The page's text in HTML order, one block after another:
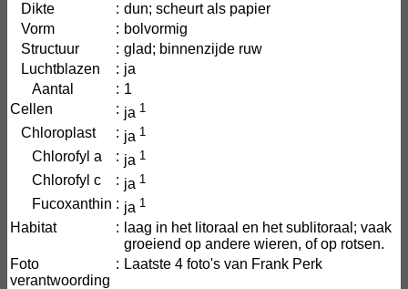
Dikte
: dun; scheurt als papier
Vorm
: bolvormig
Structuur
: glad; binnenzijde ruw
Luchtblazen
: ja
Aantal
: 1
Cellen
: ja 1
Chloroplast : ja 1
Chlorofyl a : ja 1
Chlorofyl c : ja 1
Fucoxanthin : ja 1
Habitat : laag in het litoraal en het sublitoraal; vaak
groeiend op andere wieren, of op rotsen.
Foto
verantwoording
: Laatste 4 foto's van Frank Perk